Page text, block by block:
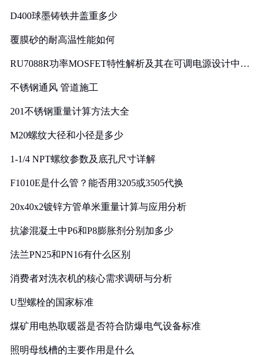
D400球墨铸铁井盖重多少
覆膜砂的耐高温性能如何
RU7088R功率MOSFET特性解析及其在可调电源设计中的
不锈钢通风 管道施工
201不锈钢重量计算方法大全
M20螺纹大径和小径是多少
1-1/4 NPT螺纹参数及底孔尺寸详解
F1010E是什么管？能否用3205或3505代换
20x40x2镀锌方管单米重量计算与应用分析
抗渗混凝土中P6和P8膨胀剂分别加多少
法兰PN25和PN16有什么区别
消费者对洗衣机的核心需求调研与分析
U型螺栓的国家标准
煤矿用电热取暖器是否符合防爆电气设备标准
照明母线槽的主要作用是什么